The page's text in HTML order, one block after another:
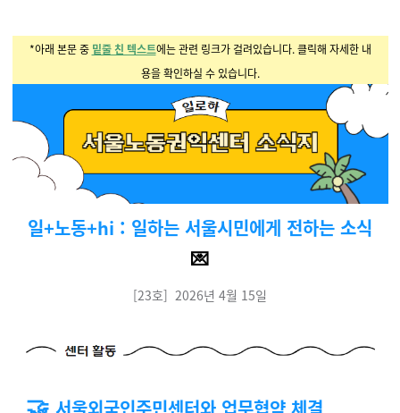
*아래 본문 중 밑줄 친 텍스트에는 관련 링크가 걸려있습니다. 클릭해 자세한 내
용을 확인하실 수 있습니다.
일+노동+hi : 일하는 서울시민에게 전하는 소식
💌
[23호] 2026년 4월 15일
🤝